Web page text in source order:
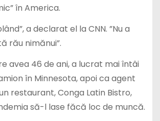
în America.
a declarat el la CNN. ”Nu a
rău nimănui”.
avea 46 de ani, a lucrat mai întâi
în Minnesota, apoi ca agent
restaurant, Conga Latin Bistro,
să-l lase făcă loc de muncă.